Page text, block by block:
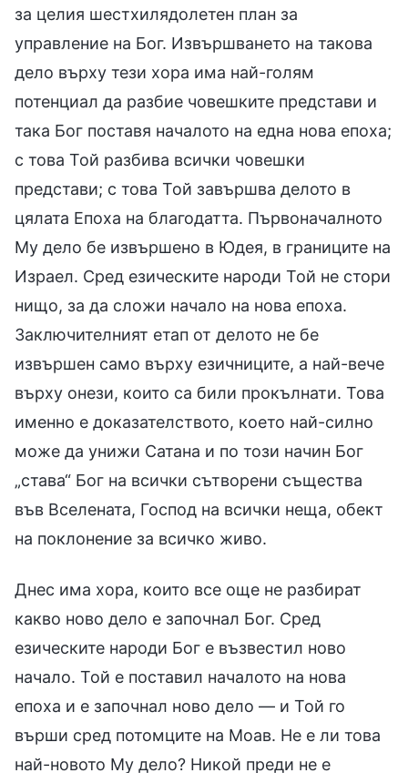
за целия шестхилядолетен план за
управление на Бог. Извършването на такова
дело върху тези хора има най-голям
потенциал да разбие човешките представи и
така Бог поставя началото на една нова епоха;
с това Той разбива всички човешки
представи; с това Той завършва делото в
цялата Епоха на благодатта. Първоначалното
Му дело бе извършено в Юдея, в границите на
Израел. Сред езическите народи Той не стори
нищо, за да сложи начало на нова епоха.
Заключителният етап от делото не бе
извършен само върху езичниците, а най-вече
върху онези, които са били прокълнати. Това
именно е доказателството, което най-силно
може да унижи Сатана и по този начин Бог
„става“ Бог на всички сътворени същества
във Вселената, Господ на всички неща, обект
на поклонение за всичко живо.
Днес има хора, които все още не разбират
какво ново дело е започнал Бог. Сред
езическите народи Бог е възвестил ново
начало. Той е поставил началото на нова
епоха и е започнал ново дело — и Той го
върши сред потомците на Моав. Не е ли това
най-новото Му дело? Никой преди не е